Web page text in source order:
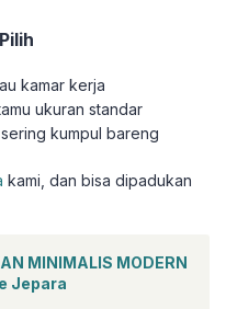
kamar kerja
ukuran standar
kumpul bareng
kami, dan bisa dipadukan
MINIMALIS MODERN
Jepara